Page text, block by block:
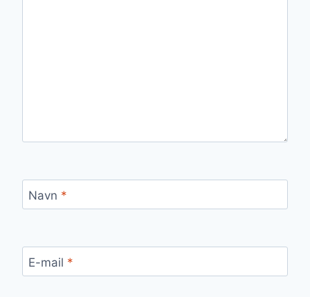
Navn *
E-mail *